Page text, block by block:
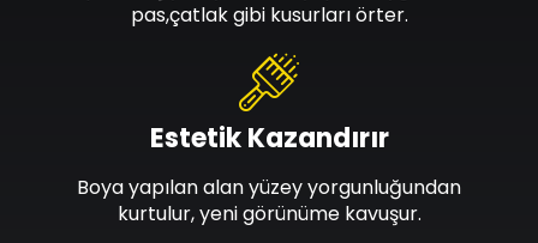
Estetik Kazandırır
Boya yapılan alan yüzey yorgunluğundan
kurtulur, yeni görünüme kavuşur.
pas,çatlak gibi kusurları örter.